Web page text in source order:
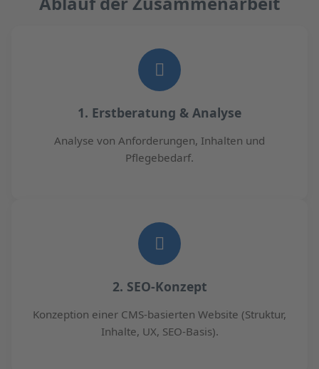
1. Erstberatung & Analyse
Analyse von Anforderungen, Inhalten und
Pflegebedarf.
2. SEO-Konzept
Konzeption einer CMS-basierten Website (Struktur,
Inhalte, UX, SEO-Basis).